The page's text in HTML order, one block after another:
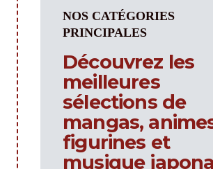
NOS CATÉGORIES
PRINCIPALES
Découvrez les
meilleures
sélections de
mangas,
figurines et
musique